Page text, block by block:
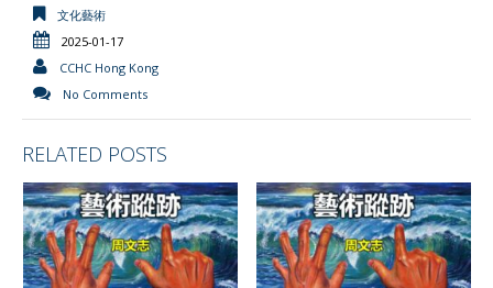
文化藝術
2025-01-17
CCHC Hong Kong
No Comments
RELATED POSTS